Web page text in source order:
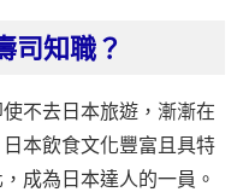
司知職？
不去日本旅遊，漸漸在
本飲食文化豐富且具特
成為日本達人的一員。